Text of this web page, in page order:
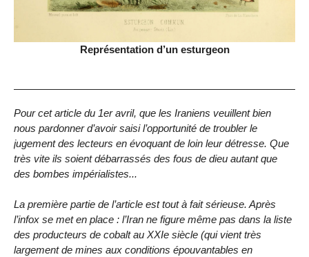
Représentation d’un esturgeon
Pour cet article du 1er avril, que les Iraniens veuillent bien
nous pardonner d’avoir saisi l’opportunité de troubler le
jugement des lecteurs en évoquant de loin leur détresse. Que
très vite ils soient débarrassés des fous de dieu autant que
des bombes impérialistes...
La première partie de l’article est tout à fait sérieuse. Après
l’infox se met en place : l’Iran ne figure même pas dans la liste
des producteurs de cobalt au XXIe siècle (qui vient très
largement de mines aux conditions épouvantables en